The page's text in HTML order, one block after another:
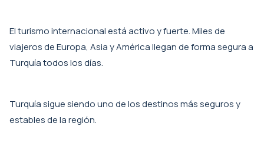
El turismo internacional está activo y fuerte. Miles de
viajeros de Europa, Asia y América llegan de forma segura a
Turquía todos los días.
Turquía sigue siendo uno de los destinos más seguros y
estables de la región.